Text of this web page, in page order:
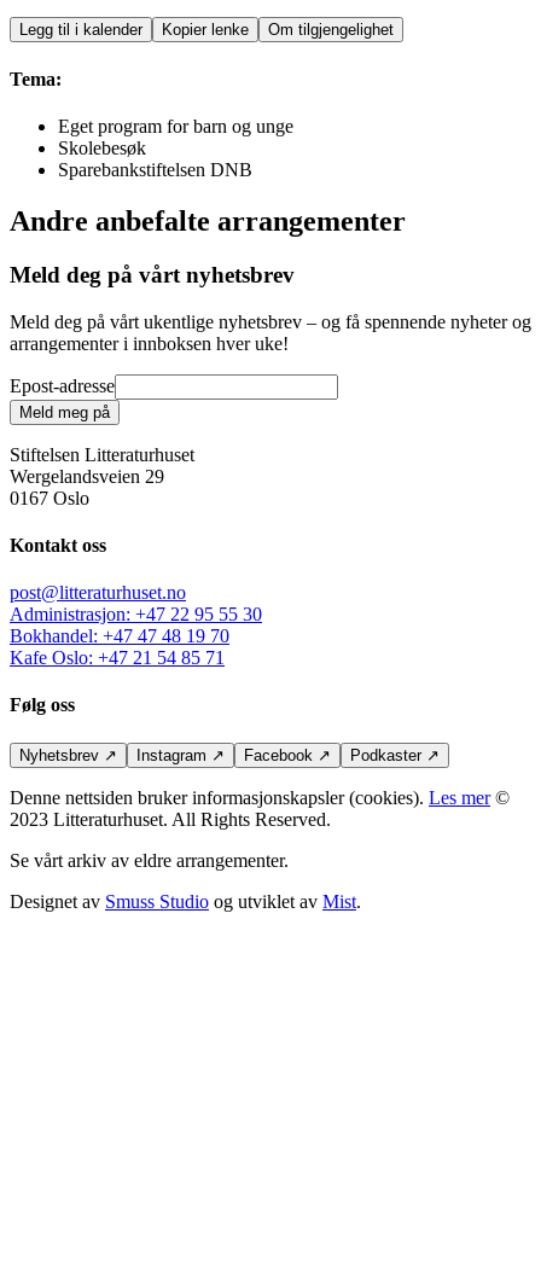
Legg til i kalender Kopier lenke Om tilgjengelighet
Tema:
Eget program for barn og unge
Skolebesøk
Sparebankstiftelsen DNB
Andre anbefalte arrangementer
Meld deg på vårt nyhetsbrev
Meld deg på vårt ukentlige nyhetsbrev – og få spennende nyheter og
arrangementer i innboksen hver uke!
Epost-adresse
Meld meg på
Stiftelsen Litteraturhuset
Wergelandsveien 29
0167 Oslo
Kontakt oss
post@litteraturhuset.no
Administrasjon: +47 22 95 55 30
Bokhandel: +47 47 48 19 70
Kafe Oslo: +47 21 54 85 71
Følg oss
Nyhetsbrev ↗ Instagram ↗ Facebook ↗ Podkaster↗
Denne nettsiden bruker informasjonskapsler (cookies). Les mer©
2023 Litteraturhuset. All Rights Reserved.
Se vårt arkiv av eldre arrangementer.
Designet av Smuss Studio og utviklet av Mist.